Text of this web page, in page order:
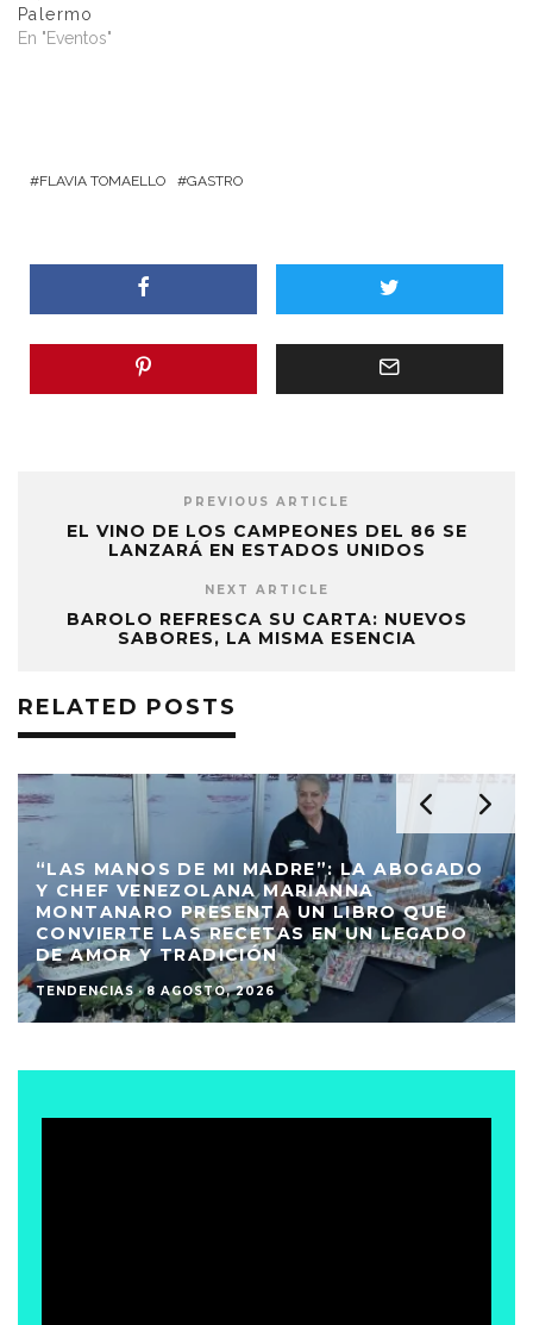
Palermo
En "Eventos"
FLAVIA TOMAELLO GASTRO
PREVIOUS ARTICLE
EL VINO DE LOS CAMPEONES DEL 86 SE
LANZARÁ EN ESTADOS UNIDOS
NEXT ARTICLE
BAROLO REFRESCA SU CARTA: NUEVOS
SABORES, LA MISMA ESENCIA
RELATED POSTS
“LAS MANOS DE MI MADRE”: LA ABOGADO
Y CHEF VENEZOLANA MARIANNA
MONTANARO PRESENTA UN LIBRO QUE
CONVIERTE LAS RECETAS EN UN LEGADO
DE AMOR Y TRADICIÓN
TENDENCIAS · 8 AGOSTO, 2026